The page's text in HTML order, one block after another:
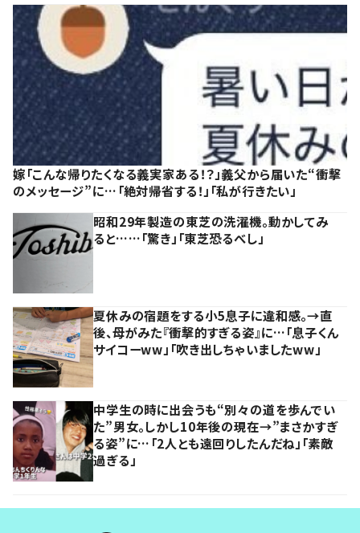
嫁「こんな帰りたくなる義実家ある！？」義父から届いた“衝撃
のメッセージ”に…「絶対帰省する！」「私が行きたい」
昭和29年製造の東芝の洗濯機。動かしてみ
ると……「驚き」「東芝恐るべし」
夏休みの宿題をする小5息子に違和感。→直
後、母がみた『衝撃的すぎる姿』に…「息子くん
サイコーww」「吹き出しちゃいましたww」
中学生の時に出会うも“別々の道を歩んでい
た”男女。しかし10年後の現在→”まさかすぎ
る姿”に…「2人とも遠回りしたんだね」「素敵
過ぎる」